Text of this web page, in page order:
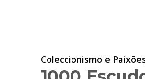
Coleccionismo e